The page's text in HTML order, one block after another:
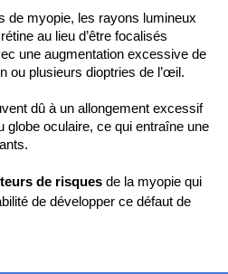
de myopie, les rayons lumineux
au lieu d’être focalisés
une augmentation excessive de
ou plusieurs dioptries de l’œil.
dû à un allongement excessif
de risques de la myopie qui
de développer ce défaut de